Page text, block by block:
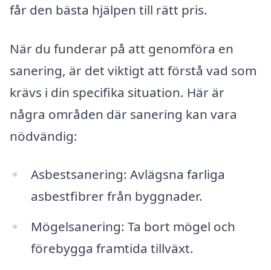
får den bästa hjälpen till rätt pris.
När du funderar på att genomföra en
sanering, är det viktigt att förstå vad som
krävs i din specifika situation. Här är
några områden där sanering kan vara
nödvändig:
Asbestsanering: Avlägsna farliga
asbestfibrer från byggnader.
Mögelsanering: Ta bort mögel och
förebygga framtida tillväxt.